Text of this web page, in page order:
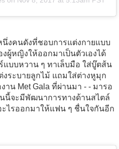
นึ่งคนดังที่ชอบการแต่งกายแบบ
งผู้หญิงให้ออกมาเป็นตัวเองได้
แบบหวาน ๆ ทาเล็บมือ ใส่บู๊ตส้น
งระบายลูกไม้ แถมใส่ต่างหูมุก
าน Met Gala ที่ผ่านมา - - มารอ
นนี้จะมีพัฒนาการทางด้านสไตล์
ะไรออกมาให้แฟน ๆ ชื่นใจกันอีก